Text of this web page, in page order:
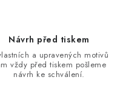
Návrh před tiskem
a upravených motivů
vždy před tiskem pošleme
návrh ke schválení.